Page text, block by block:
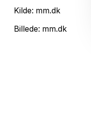
Kilde: mm.dk
Billede: mm.dk